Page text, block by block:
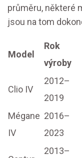
průměru, některé
jsou na tom
Model
Rok
výroby
Clio IV
2012–
2019
Mégane
IV
2016–
2023
2013–